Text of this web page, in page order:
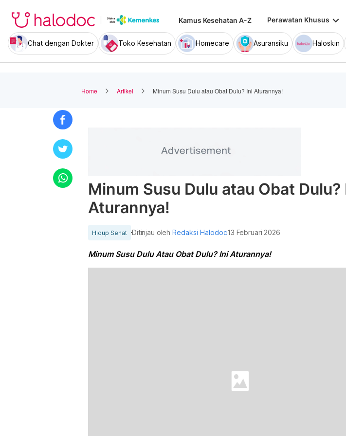
Kamus Kesehatan A-Z Perawatan Khusus keyboard_arrow_down
Chat dengan Dokter Toko Kesehatan Homecare Asuransiku Haloskin
Home Artikel Minum Susu Dulu atau Obat Dulu? Ini Aturannya!
Minum Susu Dulu atau Obat Dulu?
Aturannya!
Hidup Sehat Ditinjau olehRedaksi Halodoc13 Februari 2026
Minum Susu Dulu Atau Obat Dulu? Ini Aturannya!